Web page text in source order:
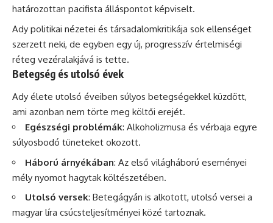
határozottan pacifista álláspontot képviselt.
Ady politikai nézetei és társadalomkritikája sok ellenséget
szerzett neki, de egyben egy új, progresszív értelmiségi
réteg vezéralakjává is tette.
Betegség és utolsó évek
Ady élete utolsó éveiben súlyos betegségekkel küzdött,
ami azonban nem törte meg költői erejét.
Egészségi problémák: Alkoholizmusa és vérbaja egyre
súlyosbodó tüneteket okozott.
Háború árnyékában: Az első világháború eseményei
mély nyomot hagytak költészetében.
Utolsó versek: Betegágyán is alkotott, utolsó versei a
magyar líra csúcsteljesítményei közé tartoznak.